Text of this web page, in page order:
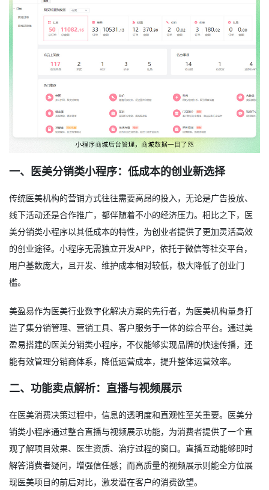
一、医美分销类小程序：低成本的创业新选择
传统医美机构的营销方式往往需要高昂的投入，无论是广告投放、
线下活动还是合作推广，都伴随着不小的经济压力。相比之下，医
美分销类小程序以其低成本的特性，为创业者提供了更加灵活高效
的创业途径。小程序无需独立开发APP，依托于微信等社交平台，
用户基数庞大，且开发、维护成本相对较低，极大降低了创业门
槛。
美盈易作为医美行业数字化解决方案的先行者，为医美机构量身打
造了集分销管理、营销工具、客户服务于一体的综合平台。通过美
盈易搭建的医美分销类小程序，不仅能够实现品牌的快速传播，还
能有效管理分销商体系，降低运营成本，提升整体运营效率。
二、功能卖点解析：直播与视频展示
在医美消费决策过程中，信息的透明度和直观性至关重要。医美分
销类小程序通过整合直播与视频展示功能，为消费者提供了一个直
观了解项目效果、医生资质、治疗过程的窗口。直播互动能够即时
解答消费者疑问，增强信任感；而高质量的视频展示则能全方位展
现医美项目的前后对比，激发潜在客户的消费欲望。